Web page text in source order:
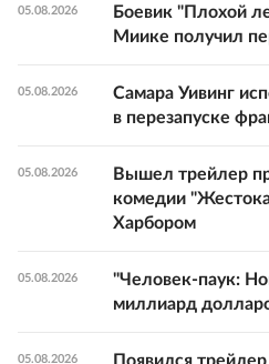
05.08.2026
Боевик "Плохой
Миике получил
05.08.2026
Самара Уивинг
в перезапуске
05.08.2026
Вышел трейлер
комедии
Харбором
05.08.2026
"Человек-паук:
миллиард
05.08.2026
Появился